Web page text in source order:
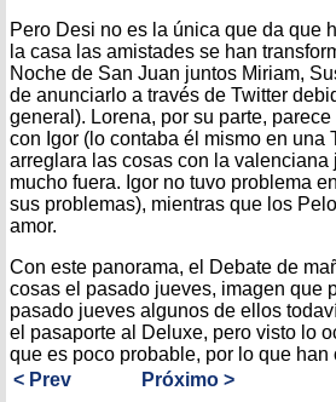
Pero Desi no es la única que da que
la casa las amistades se han
Noche de San Juan juntos Miriam,
de anunciarlo a través de Twitter
general). Lorena, por su parte,
con Igor (lo contaba él mismo en una
arreglara las cosas con la
mucho fuera. Igor no tuvo problema
sus problemas), mientras que los
amor.
Con este panorama, el Debate de
cosas el pasado jueves, imagen que
pasado jueves algunos de ellos
el pasaporte al Deluxe, pero visto lo
que es poco probable, por lo que
< Prev
Próximo >